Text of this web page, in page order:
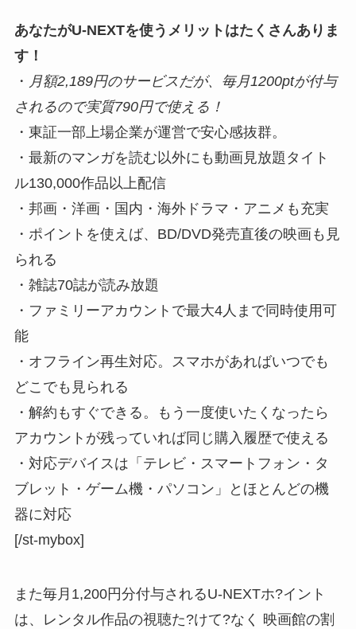
あなたがU-NEXTを使うメリットはたくさんありま
す！
・ 月額2,189円のサービスだが、毎月1200ptが付与
されるので実質790円で使える！
・東証一部上場企業が運営で安心感抜群。
・最新のマンガを読む以外にも動画見放題タイト
ル130,000作品以上配信
・邦画・洋画・国内・海外ドラマ・アニメも充実
・ポイントを使えば、BD/DVD発売直後の映画も見
られる
・雑誌70誌が読み放題
・ファミリーアカウントで最大4人まで同時使用可
能
・オフライン再生対応。スマホがあればいつでも
どこでも見られる
・解約もすぐできる。もう一度使いたくなったら
アカウントが残っていれば同じ購入履歴で使える
・対応デバイスは「テレビ・スマートフォン・タ
ブレット・ゲーム機・パソコン」とほとんどの機
器に対応
[/st-mybox]
また毎月1,200円分付与されるU-NEXTホ?イント
は、レンタル作品の視聴た?けて?なく 映画館の割